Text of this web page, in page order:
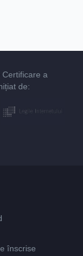
a
de:
înscrise